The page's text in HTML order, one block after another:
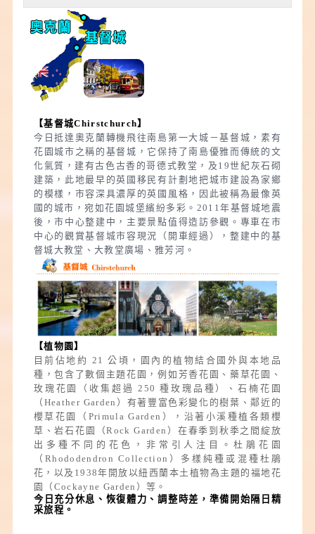
【基督城Chirstchurch】
今日抵達奧克蘭轉機飛往南島第一大城－基督城，素有
花園城市之稱的基督城，它保持了南島優雅而傳統的文
化氣質，建有古色古香的哥德式教堂，及19世紀灰石砌
建築，此地最早的英國移民有計劃地把城市建設為家鄉
的模樣，市容深具濃厚的英國風格，因此被稱為最像英
國的城市，宛如花園城堡繽紛多彩。2011年基督城地震
後，市中心整建中，主要景點值得造訪參觀。專車在市
中心的觀賞基督城市容現況（開車經過），整建中的基
督城大教堂、大教堂廣場、雅芳河。
【植物園】
目前佔地約 21 公頃，園內的植物結合國外與本地品
種，包含了數個主題花園，例如芳香花園、藥草花園、
玫瑰花園（收集超過 250 種玫瑰品種）、石楠花園
（Heather Garden）有著豐富色彩變化的樹葉、鄰近的
櫻草花園（Primula Garden），沿著小溪種植各類櫻
草、岩石花園（Rock Garden）在春季到秋季之間綻放
出多種不同的花色，非常引人注目。杜鵑花園
（Rhododendron Collection）多樣純種或混種杜鵑
花，以及1938年開放以紐西蘭本土植物為主題的福地花
園（Cockayne Garden）等。
今日充分休息、恢復體力、調整時差，準備開始隔日精
采旅程。